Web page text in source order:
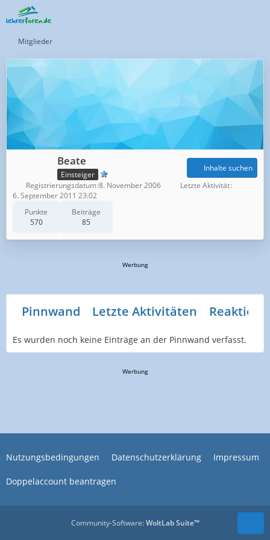
Mitglieder
Beate
Einsteiger
Punkte
570
Beiträge
85
Inhalte suchen
Registrierungsdatum 8. November 2006
Letzte Aktivität
6. September 2011 23:02
Werbung
Pinnwand Letzte Aktivitäten
Es wurden noch keine Einträge an der Pinnwand verfasst.
Werbung
Nutzungsbedingungen Datenschutzerklärung Impressum
Doppelaccount beantragen
Community-Software:WoltLab Suite™